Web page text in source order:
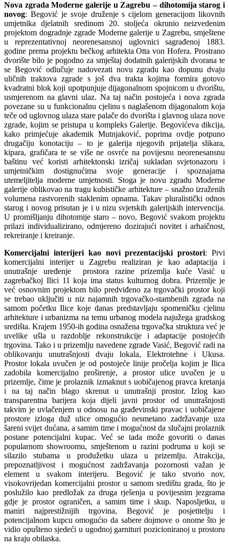
Nova zgrada Moderne galerije u Zagrebu – dihotomija starog i
novog: Begović je svoje druženje s cijelom generacijom likovnih
umjetnika djelatnih sredinom 20. stoljeća okrunio neizvedenim
projektom dogradnje zgrade Moderne galerije u Zagrebu, smještene
u reprezentativnoj neorenesansnoj uglovnici sagrađenoj 1883.
godine prema projektu bečkog arhitekta Otta von Hofera. Prostrano
dvorište bilo je pogodno za smještaj dodatnih galerijskih dvorana te
se Begović odlučuje nadovezati novu zgradu kao dopunu dvaju
uličnih traktova zgrade s još dva trakta kojima formira gotovo
kvadratni blok koji upotpunjuje dijagonalnom spojnicom u dvorištu,
usmjerenom na glavni ulaz. Na taj način postojeća i nova zgrada
povezane su u funkcionalnu cjelinu s naglašenom dijagonalom koja
teče od uglovnog ulaza stare palače do dvorišta i glavnog ulaza nove
zgrade, kojim se pristupa u kompleks Galerije. Begovićeva dikcija,
kako primjećuje akademik Mutnjaković, poprima ovdje potpuno
drugačiju konotaciju – to je galerija njegovih prijatelja slikara,
kipara, grafičara te se više ne osvrće na povijesnu neorenesansnu
baštinu već koristi arhitektonski izričaj sukladan svjetonazoru i
umjetničkim dostignućima svoje generacije i spoznajama
utemeljitelja moderne umjetnosti. Stoga je novu zgradu Moderne
galerije oblikovao na tragu kubističke arhitekture – snažno izraženih
volumena rastvorenih staklenim opnama. Takav pluralistički odnos
starog i novog prisutan je i u nizu svjetskih galerijskih intervencija.
U promišljanju dihotomije staro – novo, Begović svakom projektu
prilazi individualizirano, odmjereno dozirajući novitet i arhaičnost,
rekreiranje i kreiranje.
Komercijalni interijeri kao novi prezentacijski prostori: Prvi
komercijalni interijer u Zagrebu realiziran je kao adaptacija i
unutrašnje uređenje prostora razine prizemlja kuće Vasić u
zagrebačkoj Ilici 11 koja ima status kulturnog dobra. Prizemlje je
već osnovnim projektom bilo predviđeno za trgovački prostor koji
se trebao uključiti u niz najamnih trgovačko-stambenih zgrada na
samom početku Ilice koje danas predstavljaju spomeničku cjelinu
arhitekture i urbanizma na temu urbanog modela najužega gradskog
središta. Krajem 1950-ih godina osnažena trgovačka struktura već je
uvelike ušla u razdoblje rekonstrukcije i adaptacije postojećih
trgovina. Tako i u prizemlju navedene zgrade Vasić, Begović radi na
oblikovanju unutrašnjosti dvaju lokala, Elektrotehne i Ukusa.
Prostor lokala uvučen je od postojeće linije pročelja kojim je Ilica
zadobila komercijalno proširenje, a prostor ulice uvučen je u
prizemlje, čime je prolaznik izmaknut s uobičajenog pravca kretanja
i na taj način blago skrenut u unutrašnji prostor. Izlog kao
transparentna barijera koja dijeli javni prostor od unutrašnjosti
takvim je uvlačenjem u odnosu na građevinski pravac i uobičajene
prostore izloga duž ulice omogućio nesmetano zadržavanje uza
šareni svijet dućana, a samim time i mogućnost da slučajni prolaznik
postane potencijalni kupac. Već se tada može govoriti o danas
popularnom showroomu, smještenom u razini podruma u koji se
silazilo stubama u produžetku ulaza u prizemlju. Atrakcija,
prepoznatljivost i mogućnost zadržavanja pozornosti važan je
element u svakom interijeru. Begović je tako stvorio nov,
visokovrijedan komercijalni prostor u samom središtu grada, što je
poslužilo kao predložak za druga rješenja u povijesnim jezgrama
gdje je prostor ograničen, a samim time i skup. Naposljetku, u
maniri najprestižnijih trgovina, Begović je posjetitelju i
potencijalnom kupcu omogućio da sabere dojmove o onome što je
vidio opušteno sjedeći u ugodnoj garnituri pozicioniranoj u prostoru
na kraju obilaska.